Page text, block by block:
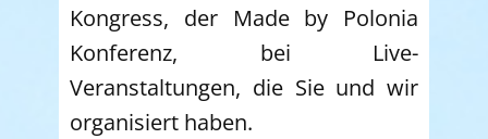
Kongress, der Made by Polonia
Konferenz, bei Live-
Veranstaltungen, die Sie und wir
organisiert haben.